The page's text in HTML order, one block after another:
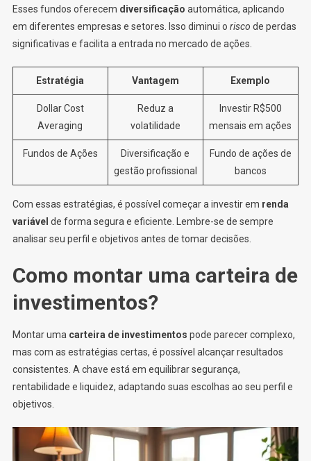
Esses fundos oferecem diversificação automática, aplicando
em diferentes empresas e setores. Isso diminui o risco de perdas
significativas e facilita a entrada no mercado de ações.
Estratégia Vantagem Exemplo
Dollar Cost
Averaging
Reduz a
volatilidade
Investir R$500
mensais em ações
Fundos de Ações
Diversificação e
gestão profissional
Fundo de ações de
bancos
Com essas estratégias, é possível começar a investir em renda
variável de forma segura e eficiente. Lembre-se de sempre
analisar seu perfil e objetivos antes de tomar decisões.
Como montar uma carteira de
investimentos?
Montar uma carteira de investimentos pode parecer complexo,
mas com as estratégias certas, é possível alcançar resultados
consistentes. A chave está em equilibrar segurança,
rentabilidade e liquidez, adaptando suas escolhas ao seu perfil e
objetivos.